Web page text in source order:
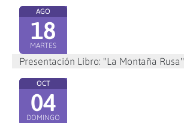
AGO
18
MARTES
Presentación Libro: "La Montaña Rusa"
OCT
04
DOMINGO